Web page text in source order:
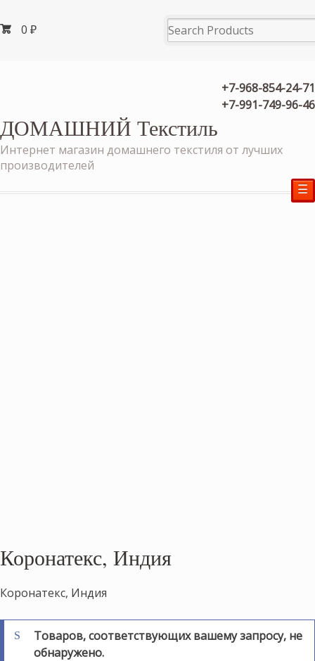
0 ₽
+7-968-854-24-71
+7-991-749-96-46
ДОМАШНИЙ Текстиль
Интернет магазин домашнего текстиля от лучших
производителей
☰
Коронатекс, Индия
Коронатекс, Индия
Товаров, соответствующих вашему запросу, не
обнаружено.